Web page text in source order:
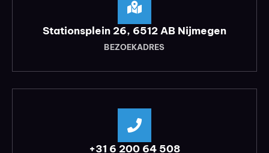
Stationsplein 26, 6512 AB Nijmegen
BEZOEKADRES
+31 6 200 64 508